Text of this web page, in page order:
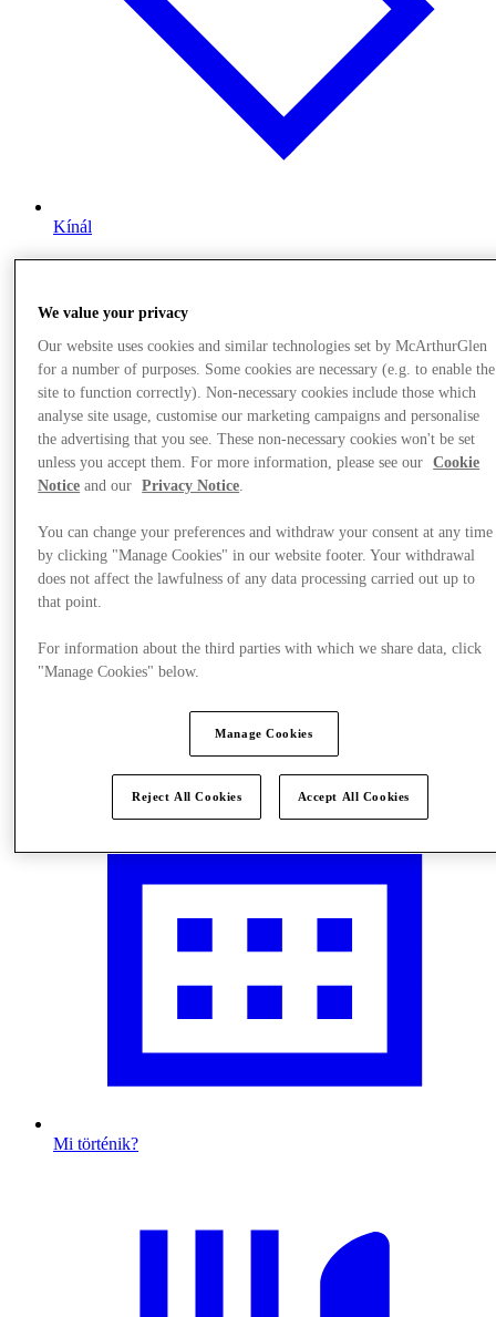
Kínál
Meglátogat
Mi történik?
We value your privacy
Our website uses cookies and similar technologies set by McArthurGlen
for a number of purposes. Some cookies are necessary (e.g. to enable the
site to function correctly). Non-necessary cookies include those which
analyse site usage, customise our marketing campaigns and personalise
the advertising that you see. These non-necessary cookies won't be set
unless you accept them. For more information, please see our
Cookie
Notice and our Privacy Notice
You can change your preferences and withdraw your consent at any time
by clicking "Manage Cookies" in our website footer. Your withdrawal
does not affect the lawfulness of any data processing carried out up to
that point.
For information about the third parties with which we share data, click
"Manage Cookies" below.
Manage Cookies
Reject All Cookies Accept All Cookies